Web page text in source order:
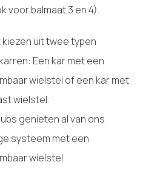
voor balmaat 3 en 4).
kiezen uit twee typen
Een kar met een
wielstel of een kar met
wielstel.
genieten al van ons
systeem met een
wielstel